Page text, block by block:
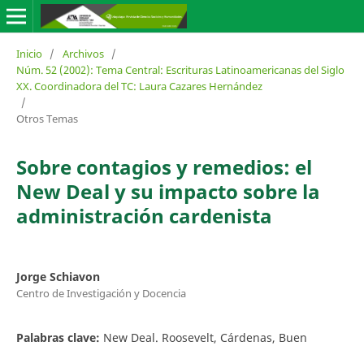
Inicio / Archivos /
Núm. 52 (2002): Tema Central: Escrituras Latinoamericanas del Siglo
XX. Coordinadora del TC: Laura Cazares Hernández
/
Otros Temas
Sobre contagios y remedios: el
New Deal y su impacto sobre la
administración cardenista
Jorge Schiavon
Centro de Investigación y Docencia
Palabras clave: New Deal. Roosevelt, Cárdenas, Buen